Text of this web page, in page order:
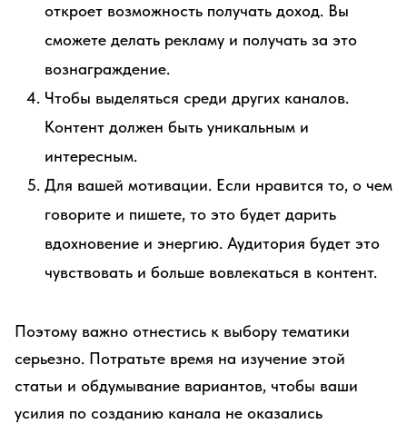
откроет возможность получать доход. Вы
сможете делать рекламу и получать за это
вознаграждение.
Чтобы выделяться среди других каналов.
Контент должен быть уникальным и
интересным.
Для вашей мотивации. Если нравится то, о чем
говорите и пишете, то это будет дарить
вдохновение и энергию. Аудитория будет это
чувствовать и больше вовлекаться в контент.
Поэтому важно отнестись к выбору тематики
серьезно. Потратьте время на изучение этой
статьи и обдумывание вариантов, чтобы ваши
усилия по созданию канала не оказались